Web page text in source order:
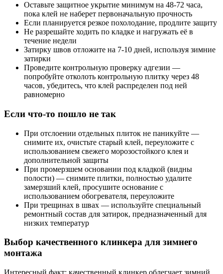
Оставьте защитное укрытие минимум на 48-72 часа,
пока клей не наберет первоначальную прочность
Если планируется резкое похолодание, продлите защиту
Не разрешайте ходить по кладке и нагружать её в
течение недели
Затирку швов отложите на 7-10 дней, используя зимние
затирки
Проведите контрольную проверку адгезии —
попробуйте отколоть контрольную плитку через 48
часов, убедитесь, что клей распределен под ней
равномерно
Если что-то пошло не так
При отслоении отдельных плиток не паникуйте —
снимите их, очистьте старый клей, переуложите с
использованием свежего морозостойкого клея и
дополнительной защиты
При промерзшем основании под кладкой (видны
полости) — снимите плитки, полностью удалите
замерзший клей, просушите основание с
использованием обогревателя, переуложите
При трещинах в швах — используйте специальный
ремонтный состав для затирок, предназначенный для
низких температур
Выбор качественного клинкера для зимнего
монтажа